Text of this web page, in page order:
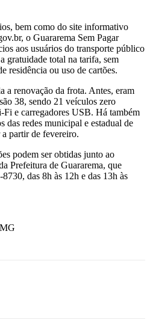
bem como do site informativo
o Guararema Sem Pagar
aos usuários do transporte público
gratuidade total na tarifa, sem
residência ou uso de cartões.
a renovação da frota. Antes, eram
38, sendo 21 veículos zero
e carregadores USB. Há também
das redes municipal e estadual de
partir de fevereiro.
podem ser obtidas junto ao
Prefeitura de Guararema, que
das 8h às 12h e das 13h às